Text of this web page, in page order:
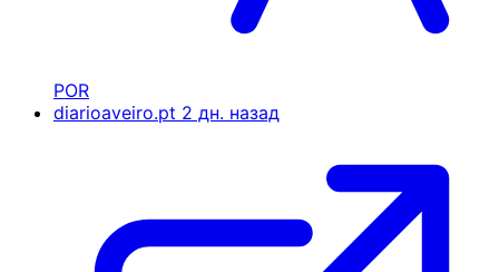
POR
diarioaveiro.pt 2 дн. назад